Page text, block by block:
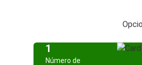
1
Número de